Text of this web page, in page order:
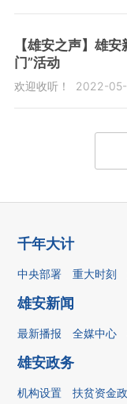
【雄安之声】雄
门”活动
欢迎收听！ 2022-
千年大计
中央部署 重大时刻
雄安新闻
最新播报 全媒中心
雄安政务
机构设置 扶贫资金